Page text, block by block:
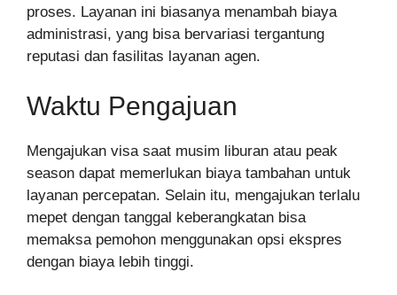
proses. Layanan ini biasanya menambah biaya
administrasi, yang bisa bervariasi tergantung
reputasi dan fasilitas layanan agen.
Waktu Pengajuan
Mengajukan visa saat musim liburan atau peak
season dapat memerlukan biaya tambahan untuk
layanan percepatan. Selain itu, mengajukan terlalu
mepet dengan tanggal keberangkatan bisa
memaksa pemohon menggunakan opsi ekspres
dengan biaya lebih tinggi.